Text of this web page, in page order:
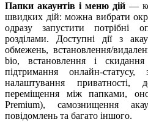
Папки акаунтів і меню дій —
швидких дій: можна вибрати
одразу запустити потрібні
розділами. Доступні дії з
обмежень, встановлення/
bio, встановлення і
підтримання онлайн-статусу,
налаштування приватності,
переміщення між папками,
Premium), самознищення
повідомлень та багато іншого.